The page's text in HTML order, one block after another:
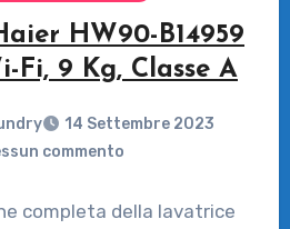
HW90-B14959
Fi, 9 Kg, Classe A
14 Settembre 2023
commento
completa della lavatrice